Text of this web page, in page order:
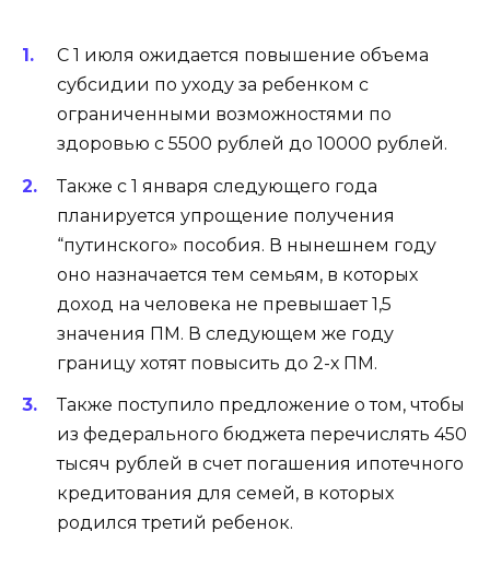
С 1 июля ожидается повышение объема
субсидии по уходу за ребенком с
ограниченными возможностями по
здоровью с 5500 рублей до 10000 рублей.
Также с 1 января следующего года
планируется упрощение получения
“путинского» пособия. В нынешнем году
оно назначается тем семьям, в которых
доход на человека не превышает 1,5
значения ПМ. В следующем же году
границу хотят повысить до 2-х ПМ.
Также поступило предложение о том, чтобы
из федерального бюджета перечислять 450
тысяч рублей в счет погашения ипотечного
кредитования для семей, в которых
родился третий ребенок.